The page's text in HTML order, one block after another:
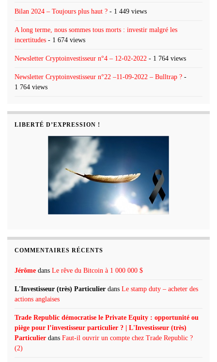
Bilan 2024 – Toujours plus haut ? - 1 449 views
A long terme, nous sommes tous morts : investir malgré les
incertitudes - 1 674 views
Newsletter Cryptoinvestisseur n°4 – 12-02-2022 - 1 764 views
Newsletter Cryptoinvestisseur n°22 –11-09-2022 – Bulltrap ? -
1 764 views
LIBERTÉ D’EXPRESSION !
COMMENTAIRES RÉCENTS
Jérôme dans Le rêve du Bitcoin à 1 000 000 $
L'Investisseur (très) Particulier dans Le stamp duty – acheter des
actions anglaises
Trade Republic démocratise le Private Equity : opportunité ou
piège pour l’investisseur particulier ? | L'Investisseur (très)
Particulier dans Faut-il ouvrir un compte chez Trade Republic ?
(2)